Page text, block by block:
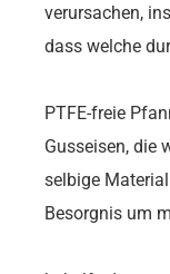
verursachen,
dass welche
PTFE-freie
Gusseisen, die
selbige
Besorgnis um